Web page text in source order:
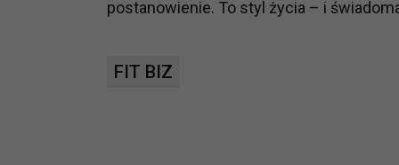
postanowienie. To styl życia – i
FIT BIZ
analizowania ich i